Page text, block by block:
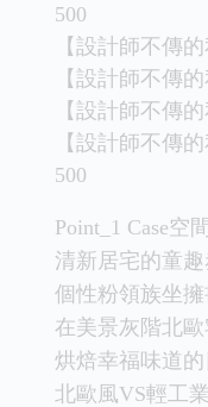
500
【設計師不傳
【設計師不傳
【設計師不傳
【設計師不傳
500
Point_1 Case空
清新居宅的童
個性粉領族坐
在美景灰階北
烘焙幸福味道
北歐風VS輕工